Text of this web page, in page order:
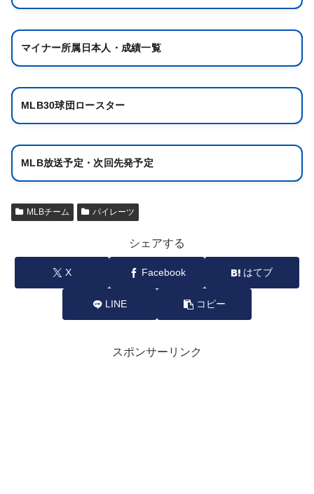
マイナー所属日本人・成績一覧
MLB30球団ロースター
MLB放送予定・次回先発予定
MLBチーム パイレーツ
シェアする
X Facebook はてブ
LINE コピー
スポンサーリンク